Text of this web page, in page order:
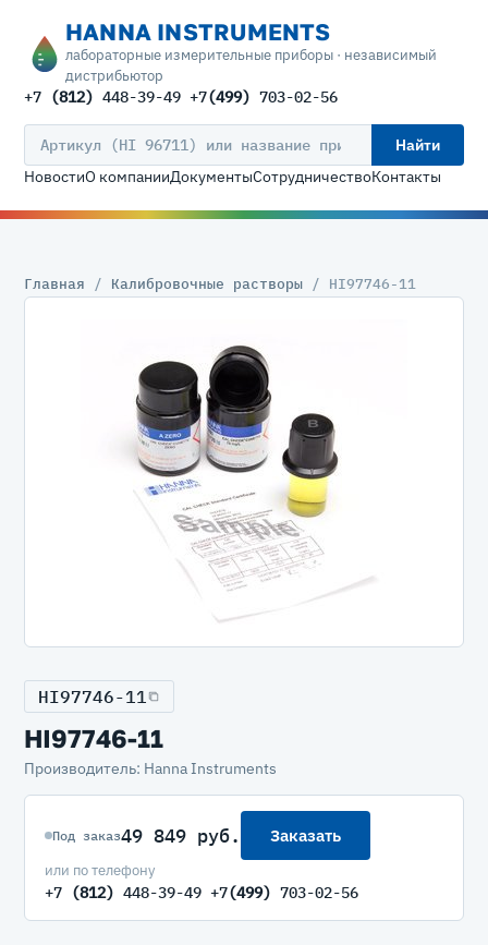
HANNA INSTRUMENTS
лабораторные измерительные приборы · независимый
дистрибьютор
+7 (812) 448-39-49 +7(499) 703-02-56
Найти
НовостиО компанииДокументыСотрудничествоКонтакты
Главная / Калибровочные растворы / HI97746-11
HI97746-11
HI97746-11
Производитель: Hanna Instruments
Под заказ49 849 руб. Заказать
или по телефону
+7 (812) 448-39-49 +7(499) 703-02-56